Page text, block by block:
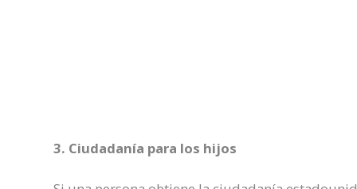
3. Ciudadanía para los hijos